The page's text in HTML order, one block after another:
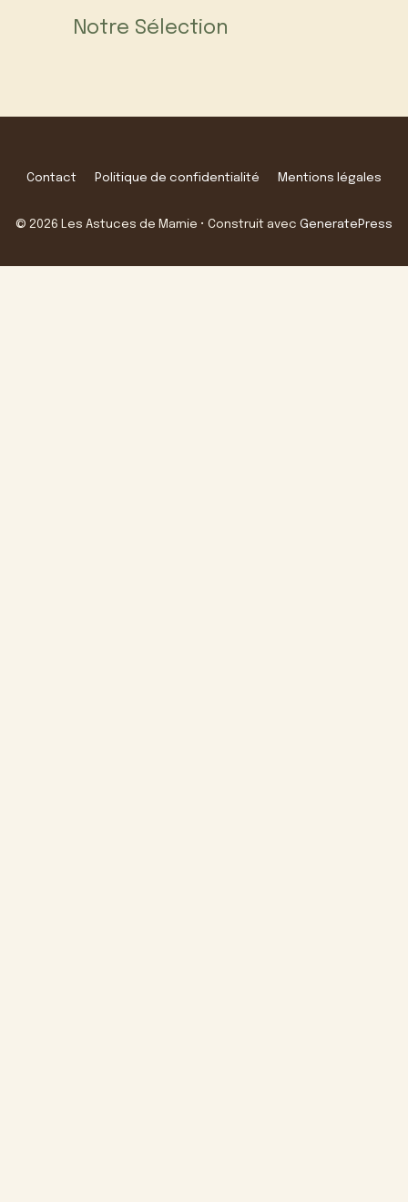
Notre Sélection
Contact Politique de confidentialité Mentions légales
© 2026 Les Astuces de Mamie • Construit avec GeneratePress